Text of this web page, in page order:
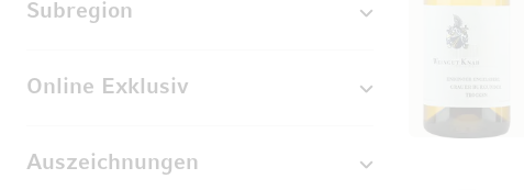
Subregion
Online Exklusiv
Auszeichnungen